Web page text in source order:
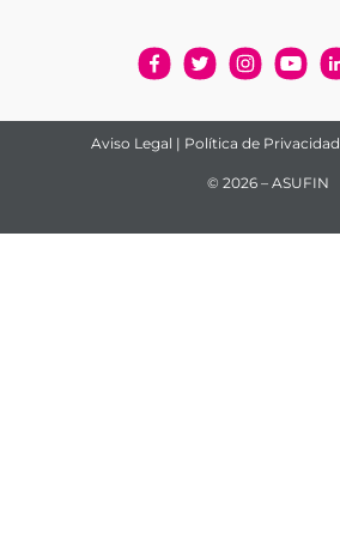
Aviso Legal | Política de Privacidad
© 2026 – ASUFIN